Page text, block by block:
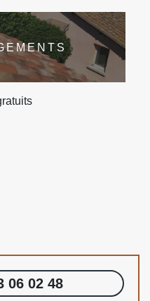
06 02 48